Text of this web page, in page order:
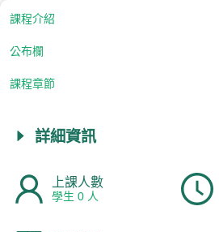
課程介紹
公布欄
課程章節
詳細資訊
上課人數
學生 0 人